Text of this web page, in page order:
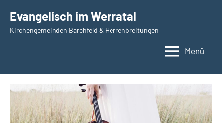
Inhalt
springen
Evangelisch im Werratal
Kirchengemeinden Barchfeld & Herrenbreitungen
Menü